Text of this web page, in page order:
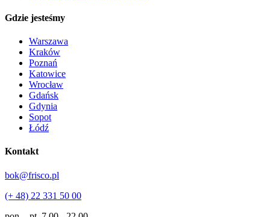
Gdzie jesteśmy
Warszawa
Kraków
Poznań
Katowice
Wrocław
Gdańsk
Gdynia
Sopot
Łódź
Kontakt
bok@frisco.pl
(+ 48) 22 331 50 00